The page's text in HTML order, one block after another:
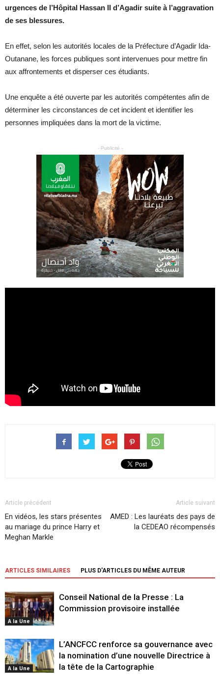
urgences de l’Hôpital Hassan II d’Agadir suite à l’aggravation
de ses blessures.
En effet, selon les autorités locales de la Préfecture d’Agadir Ida-
Outanane, les forces publiques sont intervenues pour mettre fin
aux affrontements et disperser ces étudiants.
Une enquête a été ouverte par les autorités compétentes afin de
déterminer les circonstances de cet incident et identifier les
personnes impliquées dans la mort de la victime.
- Publicité -
Article précédent
En vidéos, les stars présentes
au mariage du prince Harry et
Meghan Markle
Article suivant
AMED : Les lauréats des pays de
la CEDEAO récompensés
ARTICLES SIMILAIRES PLUS D'ARTICLES DU MÊME AUTEUR
A la Une
Conseil National de la Presse : La
Commission provisoire installée
A la Une
L’ANCFCC renforce sa gouvernance avec
la nomination d’une nouvelle Directrice à
la tête de la Cartographie